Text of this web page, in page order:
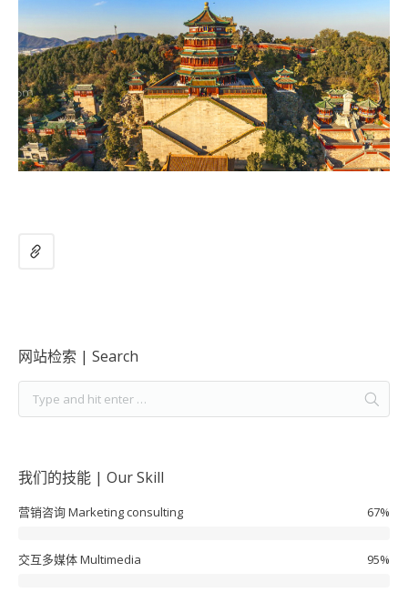
网站检索 | Search
我们的技能 | Our Skill
营销咨询 Marketing consulting 67%
交互多媒体 Multimedia 95%